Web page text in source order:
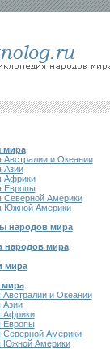
мира
Австралии и Океании
Азии
Африки
Европы
Северной Америки
Южной Америки
народов мира
народов мира
мира
и Океании
Азии
Африки
Европы
Северной Америки
Южной Америки